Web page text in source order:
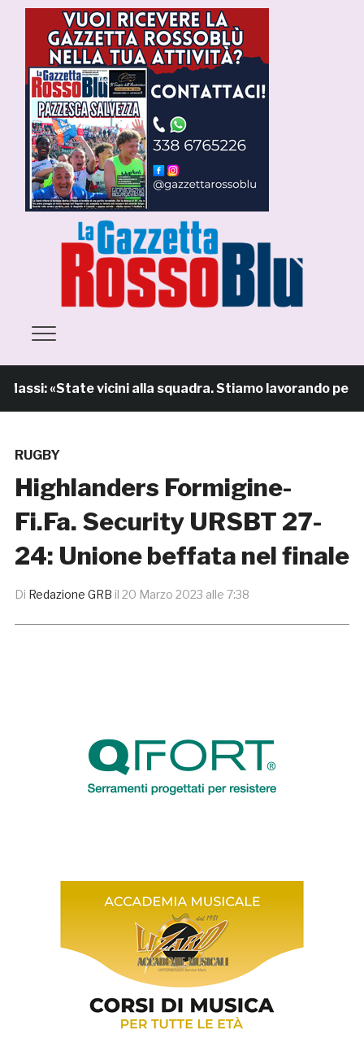
«State vicini alla squadra. Stiamo lavorando per
RUGBY
Highlanders Formigine-
Fi.Fa. Security URSBT 27-
24: Unione beffata nel finale
Di Redazione GRB il 20 Marzo 2023 alle 7:38